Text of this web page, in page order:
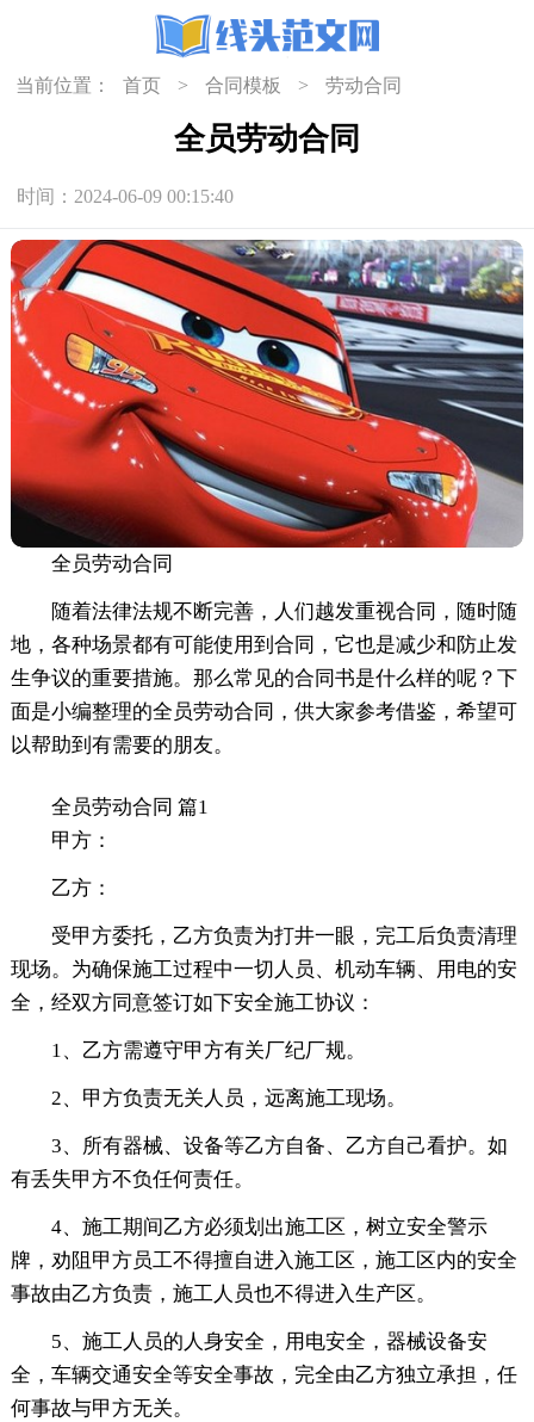
当前位置： 首页 > 合同模板 > 劳动合同
全员劳动合同
时间：2024-06-09 00:15:40
全员劳动合同
随着法律法规不断完善，人们越发重视合同，随时随
地，各种场景都有可能使用到合同，它也是减少和防止发
生争议的重要措施。那么常见的合同书是什么样的呢？下
面是小编整理的全员劳动合同，供大家参考借鉴，希望可
以帮助到有需要的朋友。
全员劳动合同 篇1
甲方：
乙方：
受甲方委托，乙方负责为打井一眼，完工后负责清理
现场。为确保施工过程中一切人员、机动车辆、用电的安
全，经双方同意签订如下安全施工协议：
1、乙方需遵守甲方有关厂纪厂规。
2、甲方负责无关人员，远离施工现场。
3、所有器械、设备等乙方自备、乙方自己看护。如
有丢失甲方不负任何责任。
4、施工期间乙方必须划出施工区，树立安全警示
牌，劝阻甲方员工不得擅自进入施工区，施工区内的安全
事故由乙方负责，施工人员也不得进入生产区。
5、施工人员的人身安全，用电安全，器械设备安
全，车辆交通安全等安全事故，完全由乙方独立承担，任
何事故与甲方无关。